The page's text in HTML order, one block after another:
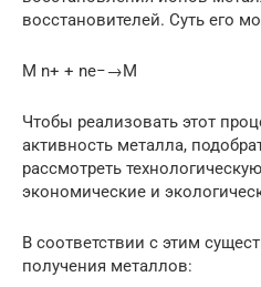
восстановителей. Суть его
М n+ + ne−→M
Чтобы реализовать этот
активность металла,
рассмотреть
экономические и
В соответствии с этим
получения металлов: